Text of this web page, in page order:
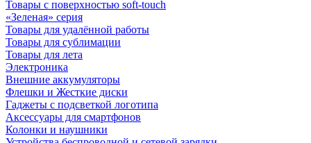
Товары с поверхностью soft-touch
«Зеленая» серия
Товары для удалённой работы
Товары для сублимации
Товары для лета
Электроника
Внешние аккумуляторы
Флешки и Жесткие диски
Гаджеты с подсветкой логотипа
Аксессуары для смартфонов
Колонки и наушники